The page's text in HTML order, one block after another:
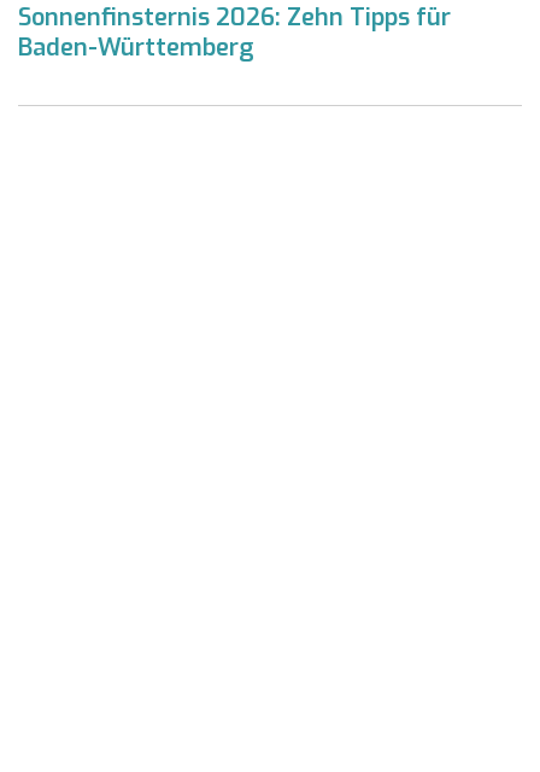
Sonnenfinsternis 2026: Zehn Tipps für
Baden-Württemberg